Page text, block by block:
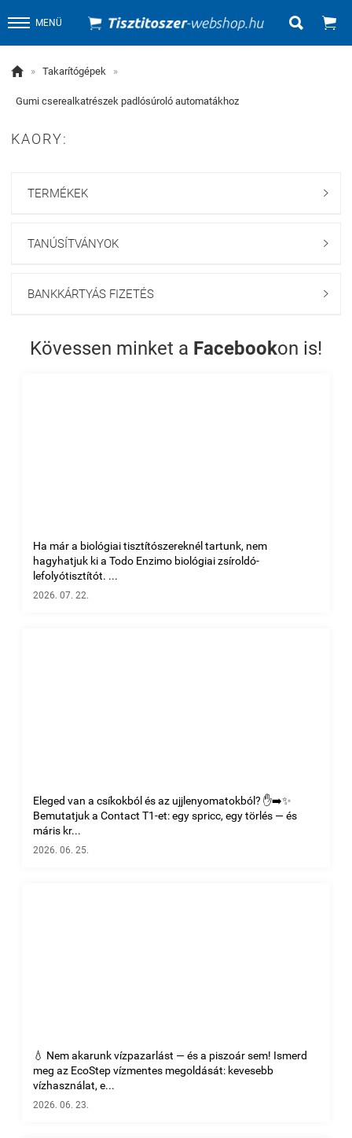
MENÜ  
 » Takarítógépek »
Gumi cserealkatrészek padlósúroló automatákhoz
KAORY:
TERMÉKEK 
TANÚSÍTVÁNYOK 
BANKKÁRTYÁS FIZETÉS 
Kövessen minket a Facebookon is!
Ha már a biológiai tisztítószereknél tartunk, nem
hagyhatjuk ki a Todo Enzimo biológiai zsíroldó-
lefolyótisztítót. ...
2026. 07. 22.
Eleged van a csíkokból és az ujjlenyomatokból? ✋➡️✨
Bemutatjuk a Contact T1-et: egy spricc, egy törlés — és
máris kr...
2026. 06. 25.
💧 Nem akarunk vízpazarlást — és a piszoár sem! Ismerd
meg az EcoStep vízmentes megoldását: kevesebb
vízhasználat, e...
2026. 06. 23.